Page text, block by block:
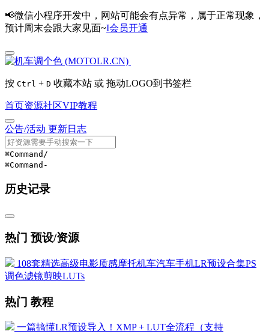
📢微信小程序开发中，网站可能会有点异常，属于正常现象，
预计周末会跟大家见面~I会员开通
按 Ctrl + D 收藏本站 或 拖动LOGO到书签栏
首页资源社区VIP教程
公告/活动 更新日志
⌘Command /
⌘Command -
历史记录
热门 预设/资源
108套精选高级电影质感摩托机车汽车手机LR预设合集PS
调色滤镜剪映LUTs
热门 教程
一篇搞懂LR预设导入！XMP + LUT全流程（支持